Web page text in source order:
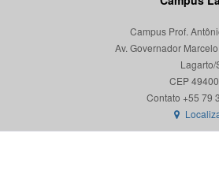
Campus Prof.
Av. Governador
Lagarto/
CEP